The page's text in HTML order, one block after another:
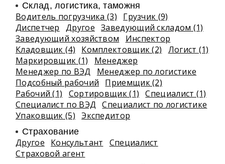
Склад, логистика, таможня
Водитель погрузчика (3)
Грузчик (9)
Диспетчер
Другое Заведующий складом (1)
Заведующий хозяйством
Инспектор
Кладовщик (4)
Комплектовщик (2)
Логист (1)
Маркировщик (1)
Менеджер
Менеджер по ВЭД
Менеджер по логистике
Подсобный рабочий
Приемщик (2)
Рабочий (1)
Сортировщик (1)
Специалист (1)
Специалист по ВЭД
Специалист по логистике
Упаковщик (5)
Экспедитор
Страхование
Другое Консультант
Специалист
Страховой агент